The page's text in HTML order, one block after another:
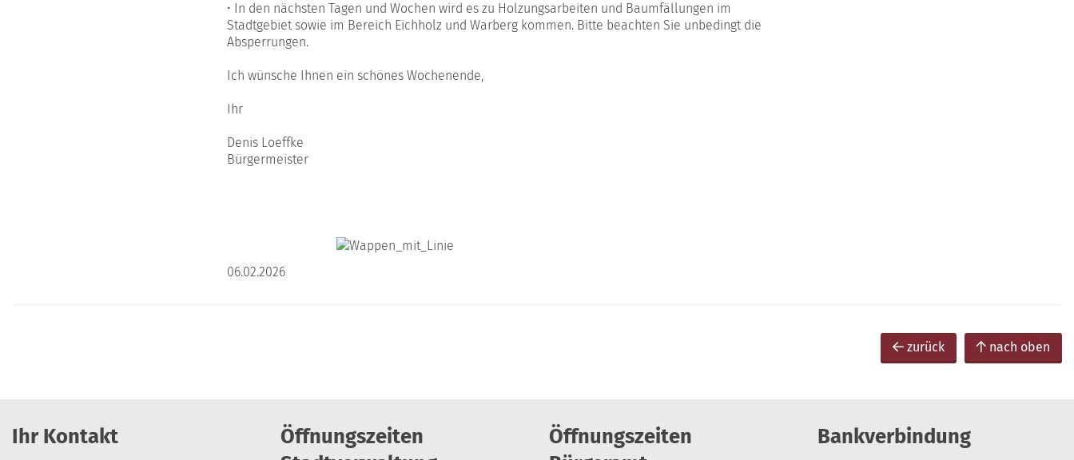
• In den nächsten Tagen und Wochen wird es zu Holzungsarbeiten und Baumfällungen im
Stadtgebiet sowie im Bereich Eichholz und Warberg kommen. Bitte beachten Sie unbedingt die
Absperrungen.
Ich wünsche Ihnen ein schönes Wochenende,
Ihr
Denis Loeffke
Bürgermeister
06.02.2026
zurück nach oben
Ihr Kontakt
Öffnungszeiten
Öffnungszeiten
Bankverbindung